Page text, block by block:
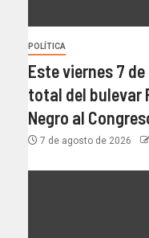
POLÍTICA
Este viernes 7
total del bulevar
Negro al
7 de agosto de 2026